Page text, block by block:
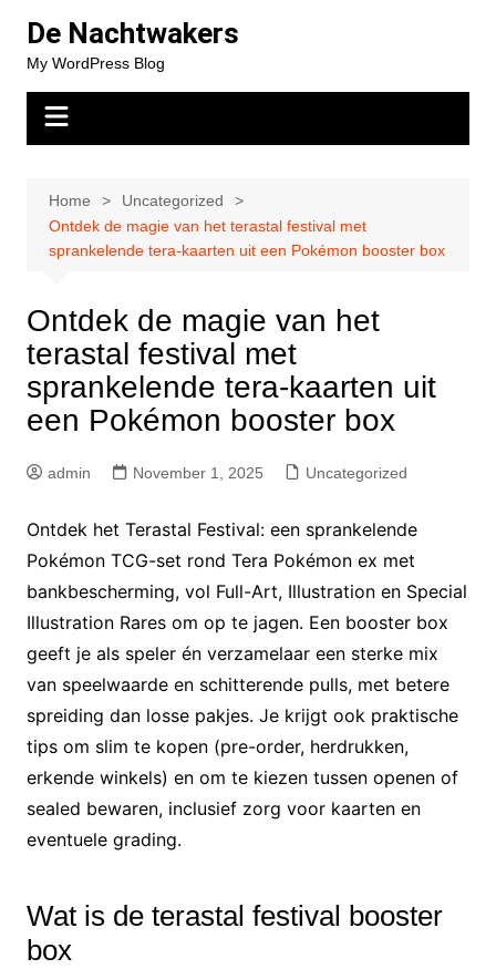
content
De Nachtwakers
My WordPress Blog
Home
Uncategorized
Ontdek de magie van het terastal festival met
sprankelende tera-kaarten uit een Pokémon booster box
Ontdek de magie van het
terastal festival met
sprankelende tera-kaarten uit
een Pokémon booster box
admin November 1, 2025 Uncategorized
Ontdek het Terastal Festival: een sprankelende
Pokémon TCG-set rond Tera Pokémon ex met
bankbescherming, vol Full-Art, Illustration en Special
Illustration Rares om op te jagen. Een booster box
geeft je als speler én verzamelaar een sterke mix
van speelwaarde en schitterende pulls, met betere
spreiding dan losse pakjes. Je krijgt ook praktische
tips om slim te kopen (pre-order, herdrukken,
erkende winkels) en om te kiezen tussen openen of
sealed bewaren, inclusief zorg voor kaarten en
eventuele grading.
Wat is de terastal festival booster
box